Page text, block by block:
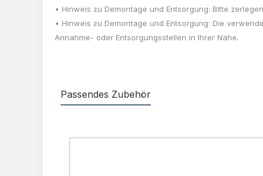
• Hinweis zu Demontage und Entsorgung: Bitte
• Hinweis zu Demontage und Entsorgung: Die
Annahme- oder Entsorgungsstellen in Ihrer Nähe.
Passendes Zubehör